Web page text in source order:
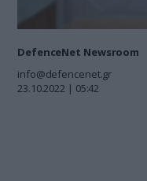
DefenceNet Newsroom
info@defencenet.gr
23.10.2022 | 05:42